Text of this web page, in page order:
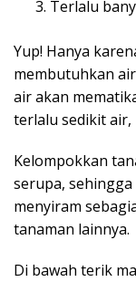
Terlalu
Yup! Hanya
membutuhkan
air akan
terlalu sedikit air,
Kelompokkan
serupa,
menyiram
tanaman lainnya.
Di bawah terik